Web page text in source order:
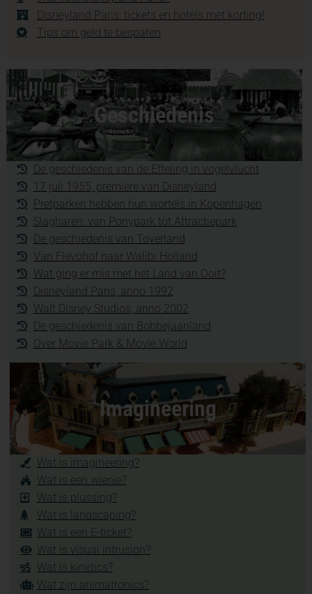
Disneyland Paris: tickets en hotels met korting!
Tips om geld te besparen
Geschiedenis
De geschiedenis van de Efteling in vogelvlucht
17 juli 1955, première van Disneyland
Pretparken hebben hun wortels in Kopenhagen
Slagharen: van Ponypark tot Attractiepark
De geschiedenis van Toverland
Van Flevohof naar Walibi Holland
Wat ging er mis met het Land van Ooit?
Disneyland Paris, anno 1992
Walt Disney Studios, anno 2002
De geschiedenis van Bobbejaanland
Over Movie Park & Movie World
Imagineering
Wat is imagineering?
Wat is een wienie?
Wat is plussing?
Wat is landscaping?
Wat is een E-ticket?
Wat is visual intrusion?
Wat is kinetics?
Wat zijn animatronics?